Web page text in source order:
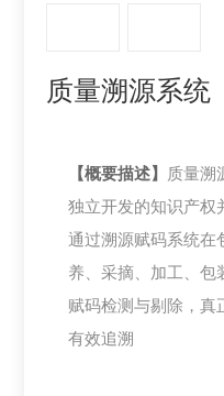
质量溯源系统
【概要描述】 质量溯
独立开发的知识产权
通过溯源赋码系统在
养、采摘、加工、包
赋码检测与剔除，真
有效追溯